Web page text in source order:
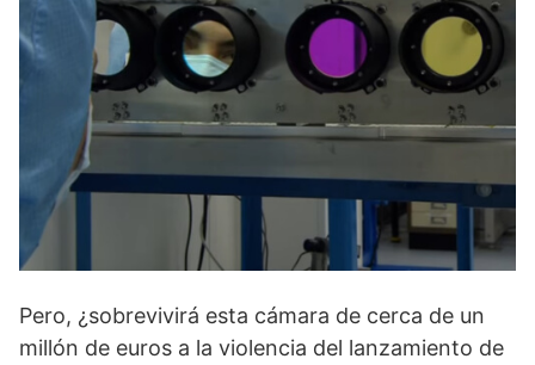
Pero, ¿sobrevivirá esta cámara de cerca de un
millón de euros a la violencia del lanzamiento de